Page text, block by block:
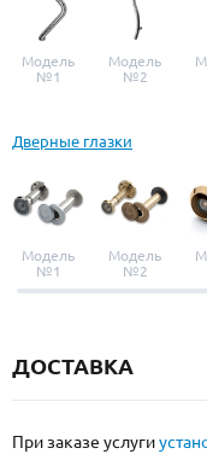
Модель
№1
Модель
№2
Дверные глазки
Модель
№1
Модель
№2
ДОСТАВКА
При заказе услуги